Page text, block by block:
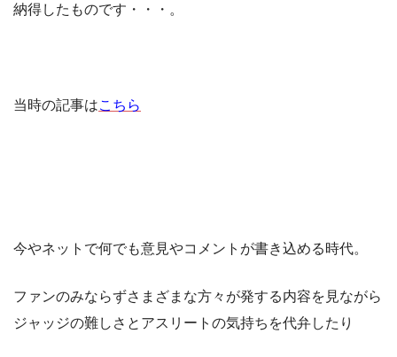
納得したものです・・・。
当時の記事はこちら
今やネットで何でも意見やコメントが書き込める時代。
ファンのみならずさまざまな方々が発する内容を見ながら
ジャッジの難しさとアスリートの気持ちを代弁したり